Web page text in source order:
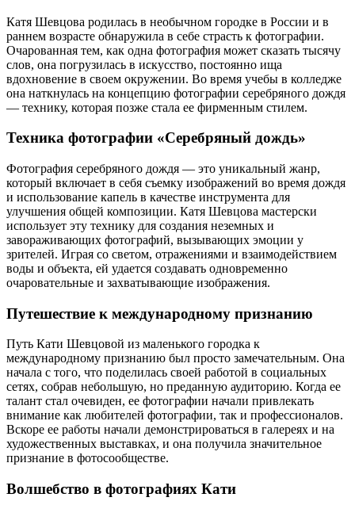
Катя Шевцова родилась в необычном городке в России и в
раннем возрасте обнаружила в себе страсть к фотографии.
Очарованная тем, как одна фотография может сказать тысячу
слов, она погрузилась в искусство, постоянно ища
вдохновение в своем окружении. Во время учебы в колледже
она наткнулась на концепцию фотографии серебряного дождя
— технику, которая позже стала ее фирменным стилем.
Техника фотографии «Серебряный дождь»
Фотография серебряного дождя — это уникальный жанр,
который включает в себя съемку изображений во время дождя
и использование капель в качестве инструмента для
улучшения общей композиции. Катя Шевцова мастерски
использует эту технику для создания неземных и
завораживающих фотографий, вызывающих эмоции у
зрителей. Играя со светом, отражениями и взаимодействием
воды и объекта, ей удается создавать одновременно
очаровательные и захватывающие изображения.
Путешествие к международному признанию
Путь Кати Шевцовой из маленького городка к
международному признанию был просто замечательным. Она
начала с того, что поделилась своей работой в социальных
сетях, собрав небольшую, но преданную аудиторию. Когда ее
талант стал очевиден, ее фотографии начали привлекать
внимание как любителей фотографии, так и профессионалов.
Вскоре ее работы начали демонстрироваться в галереях и на
художественных выставках, и она получила значительное
признание в фотосообществе.
Волшебство в фотографиях Кати